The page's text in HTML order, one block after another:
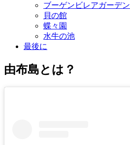
ブーゲンビレアガーデン
貝の館
蝶々園
水牛の池
最後に
由布島とは？